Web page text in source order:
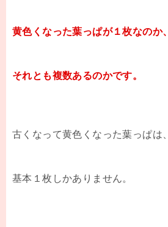
黄色くなった葉っぱが１枚なのか、
それとも複数あるのかです。
古くなって黄色くなった葉っぱは、
基本１枚しかありません。